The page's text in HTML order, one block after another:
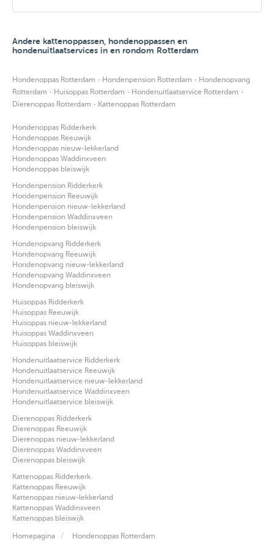
Andere kattenoppassen, hondenoppassen en
hondenuitlaatservices in en rondom Rotterdam
Hondenoppas Rotterdam · Hondenpension Rotterdam · Hondenopvang
Rotterdam · Huisoppas Rotterdam · Hondenuitlaatservice Rotterdam ·
Dierenoppas Rotterdam · Kattenoppas Rotterdam
Hondenoppas Ridderkerk
Hondenoppas Reeuwijk
Hondenoppas nieuw-lekkerland
Hondenoppas Waddinxveen
Hondenoppas bleiswijk
Hondenpension Ridderkerk
Hondenpension Reeuwijk
Hondenpension nieuw-lekkerland
Hondenpension Waddinxveen
Hondenpension bleiswijk
Hondenopvang Ridderkerk
Hondenopvang Reeuwijk
Hondenopvang nieuw-lekkerland
Hondenopvang Waddinxveen
Hondenopvang bleiswijk
Huisoppas Ridderkerk
Huisoppas Reeuwijk
Huisoppas nieuw-lekkerland
Huisoppas Waddinxveen
Huisoppas bleiswijk
Hondenuitlaatservice Ridderkerk
Hondenuitlaatservice Reeuwijk
Hondenuitlaatservice nieuw-lekkerland
Hondenuitlaatservice Waddinxveen
Hondenuitlaatservice bleiswijk
Dierenoppas Ridderkerk
Dierenoppas Reeuwijk
Dierenoppas nieuw-lekkerland
Dierenoppas Waddinxveen
Dierenoppas bleiswijk
Kattenoppas Ridderkerk
Kattenoppas Reeuwijk
Kattenoppas nieuw-lekkerland
Kattenoppas Waddinxveen
Kattenoppas bleiswijk
Homepagina Hondenoppas Rotterdam